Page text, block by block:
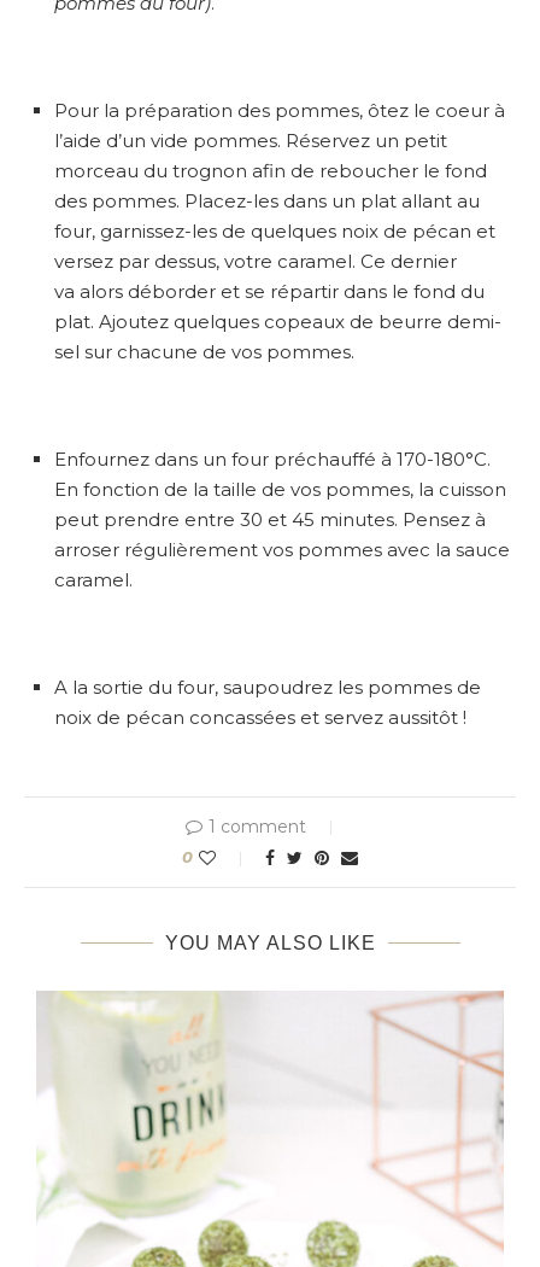
Pour la préparation des pommes, ôtez le coeur à
l’aide d’un vide pommes. Réservez un petit
morceau du trognon afin de reboucher le fond
des pommes. Placez-les dans un plat allant au
four, garnissez-les de quelques noix de pécan et
versez par dessus, votre caramel. Ce dernier
va alors déborder et se répartir dans le fond du
plat. Ajoutez quelques copeaux de beurre demi-
sel sur chacune de vos pommes.
Enfournez dans un four préchauffé à 170-180°C.
En fonction de la taille de vos pommes, la cuisson
peut prendre entre 30 et 45 minutes. Pensez à
arroser régulièrement vos pommes avec la sauce
caramel.
A la sortie du four, saupoudrez les pommes de
noix de pécan concassées et servez aussitôt !
1 comment
0
YOU MAY ALSO LIKE